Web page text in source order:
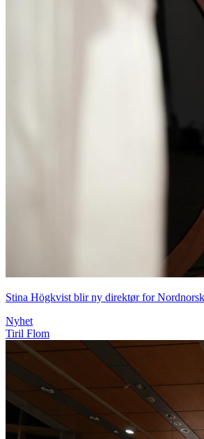
Stina Högkvist blir ny direktør for
Nyhet
Tiril Flom